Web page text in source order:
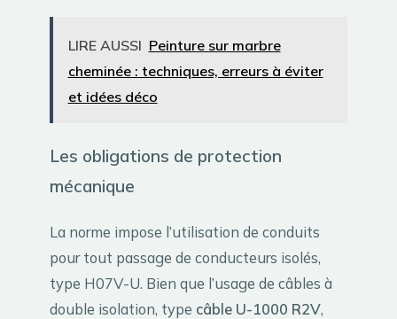
LIRE AUSSI Peinture sur marbre
cheminée : techniques, erreurs à éviter
et idées déco
Les obligations de protection
mécanique
La norme impose l’utilisation de conduits
pour tout passage de conducteurs isolés,
type H07V-U. Bien que l’usage de câbles à
double isolation, type câble U-1000 R2V,